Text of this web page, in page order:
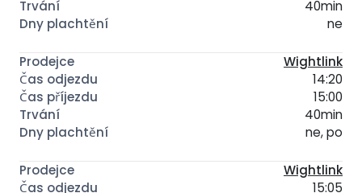
40min
ne
Wightlink
14:20
15:00
40min
ne, po
Wightlink
15:05